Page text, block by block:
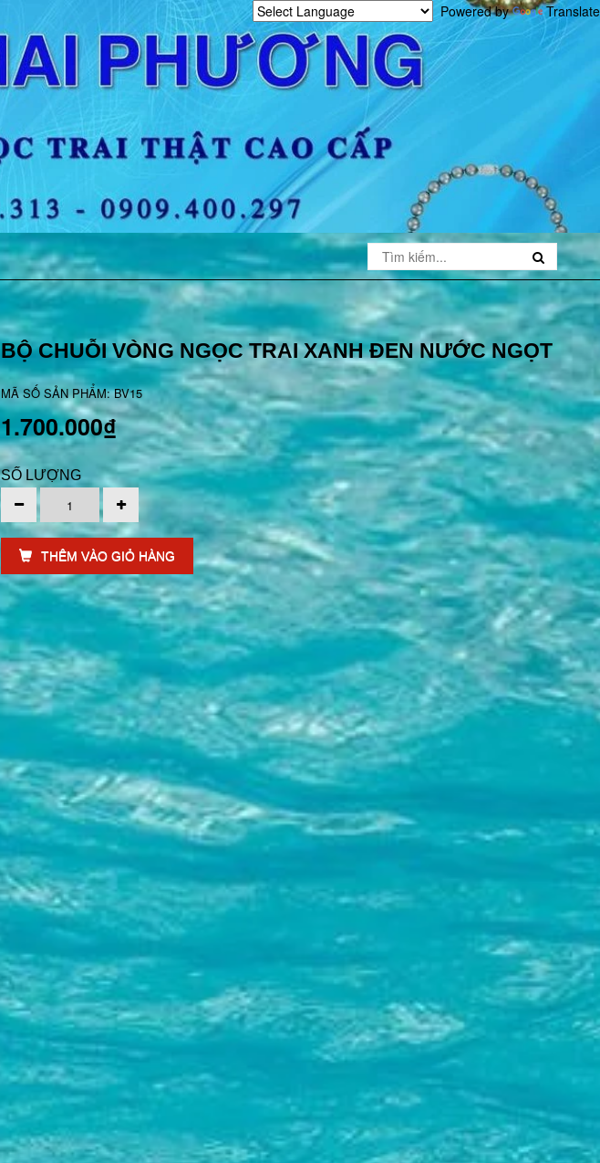
Powered by Translate
BỘ CHUỖI VÒNG NGỌC TRAI XANH ĐEN NƯỚC NGỌT
MÃ SỐ SẢN PHẨM: BV15
1.700.000₫
SỐ LƯỢNG
THÊM VÀO GIỎ HÀNG